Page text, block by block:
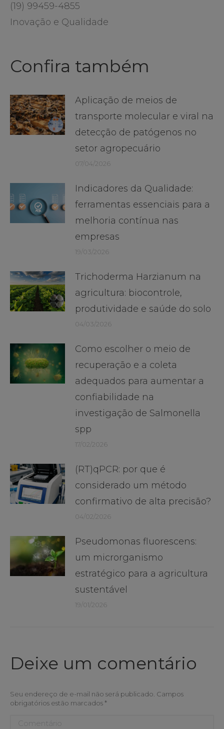
(19) 99459-4855
Inovação e Qualidade
Navegação
post:
Confira também
Aplicação de meios de
transporte molecular e viral na
detecção de patógenos no
setor agropecuário
07/04/2026
Indicadores da Qualidade:
ferramentas essenciais para a
melhoria contínua nas
empresas
19/03/2026
Trichoderma Harzianum na
agricultura: biocontrole,
produtividade e saúde do solo
04/03/2026
Como escolher o meio de
recuperação e a coleta
adequados para aumentar a
confiabilidade na
investigação de Salmonella
spp
17/02/2026
(RT)qPCR: por que é
considerado um método
confirmativo de alta precisão?
04/02/2026
Pseudomonas fluorescens:
um microrganismo
estratégico para a agricultura
sustentável
19/01/2026
Deixe um comentário
Seu endereço de e-mail não será publicado. Campos
obrigatórios estão marcados*
Comentário